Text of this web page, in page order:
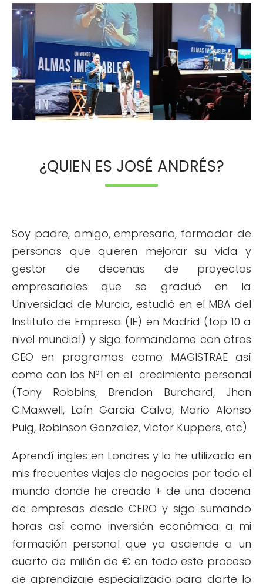
¿QUIEN ES JOSÉ ANDRÉS?
Soy padre, amigo, empresario, formador de
personas que quieren mejorar su vida y
gestor de decenas de proyectos
empresariales que se graduó en la
Universidad de Murcia, estudió en el MBA del
Instituto de Empresa (IE) en Madrid (top 10 a
nivel mundial) y sigo formandome con otros
CEO en programas como MAGISTRAE así
como con los Nº1 en el crecimiento personal
(Tony Robbins, Brendon Burchard, Jhon
C.Maxwell, Laín Garcia Calvo, Mario Alonso
Puig, Robinson Gonzalez, Victor Kuppers, etc)
Aprendí ingles en Londres y lo he utilizado en
mis frecuentes viajes de negocios por todo el
mundo donde he creado + de una docena
de empresas desde CERO y sigo sumando
horas así como inversión económica a mi
formación personal que ya asciende a un
cuarto de millón de € en todo este proceso
de aprendizaje especializado para darte lo